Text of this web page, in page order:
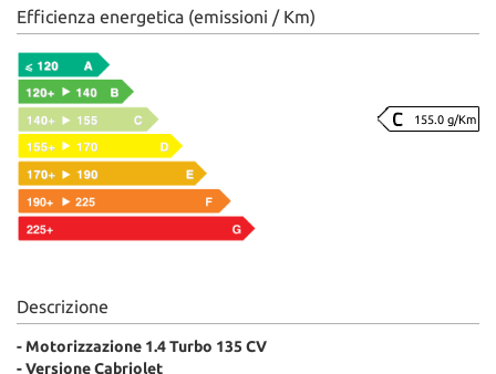
Efficienza energetica (emissioni / Km)
155.0 g/Km
Descrizione
- Motorizzazione 1.4 Turbo 135 CV
- Versione Cabriolet